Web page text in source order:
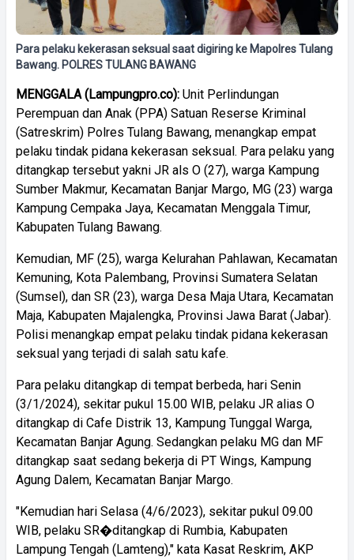
Para pelaku kekerasan seksual saat digiring ke Mapolres Tulang
Bawang. POLRES TULANG BAWANG
MENGGALA (Lampungpro.co): Unit Perlindungan
Perempuan dan Anak (PPA) Satuan Reserse Kriminal
(Satreskrim) Polres Tulang Bawang, menangkap empat
pelaku tindak pidana kekerasan seksual. Para pelaku yang
ditangkap tersebut yakni JR als O (27), warga Kampung
Sumber Makmur, Kecamatan Banjar Margo, MG (23) warga
Kampung Cempaka Jaya, Kecamatan Menggala Timur,
Kabupaten Tulang Bawang.
Kemudian, MF (25), warga Kelurahan Pahlawan, Kecamatan
Kemuning, Kota Palembang, Provinsi Sumatera Selatan
(Sumsel), dan SR (23), warga Desa Maja Utara, Kecamatan
Maja, Kabupaten Majalengka, Provinsi Jawa Barat (Jabar).
Polisi menangkap empat pelaku tindak pidana kekerasan
seksual yang terjadi di salah satu kafe.
Para pelaku ditangkap di tempat berbeda, hari Senin
(3/1/2024), sekitar pukul 15.00 WIB, pelaku JR alias O
ditangkap di Cafe Distrik 13, Kampung Tunggal Warga,
Kecamatan Banjar Agung. Sedangkan pelaku MG dan MF
ditangkap saat sedang bekerja di PT Wings, Kampung
Agung Dalem, Kecamatan Banjar Margo.
"Kemudian hari Selasa (4/6/2023), sekitar pukul 09.00
WIB, pelaku SR�ditangkap di Rumbia, Kabupaten
Lampung Tengah (Lamteng)," kata Kasat Reskrim, AKP